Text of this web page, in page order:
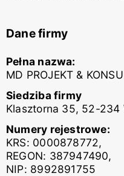
Dane firmy
Pełna nazwa:
MD PROJEKT &
Siedziba firmy
Klasztorna 35, 52-234
Numery rejestrowe:
KRS: 0000878772,
REGON: 387947490,
NIP: 8992891755